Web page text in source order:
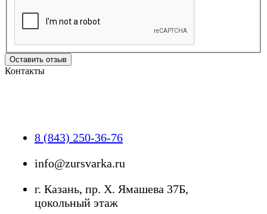
Оставить отзыв
Контакты
8 (843) 250-36-76
info@zursvarka.ru
г. Казань, пр. Х. Ямашева 37Б,
цокольный этаж